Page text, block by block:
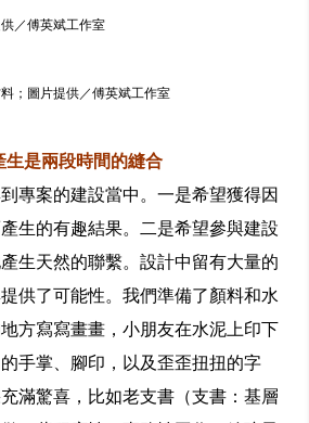
／傅英斌工作室
；圖片提供／傅英斌工作室
生是兩段時間的縫合
專案的建設當中。一是希望獲得因
生的有趣結果。二是希望參與建設
生天然的聯繫。設計中留有大量的
供了可能性。我們準備了顏料和水
方寫寫畫畫，小朋友在水泥上印下
手掌、腳印，以及歪歪扭扭的字
滿驚喜，比如老支書（支書：基層